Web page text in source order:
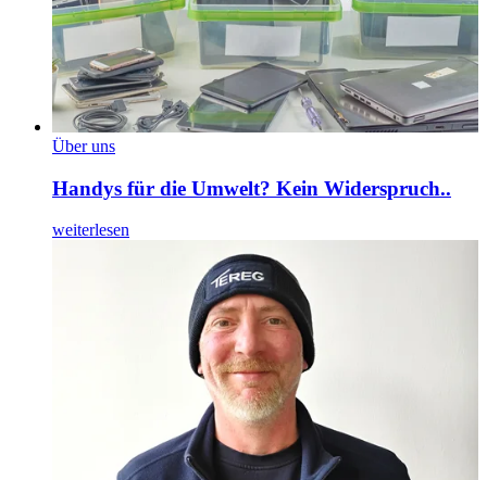
Über uns
Handys für die Umwelt? Kein Widerspruch..
weiterlesen